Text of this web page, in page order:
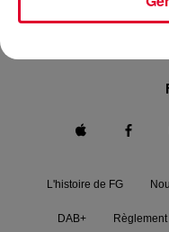
L'histoire de FG
DAB+